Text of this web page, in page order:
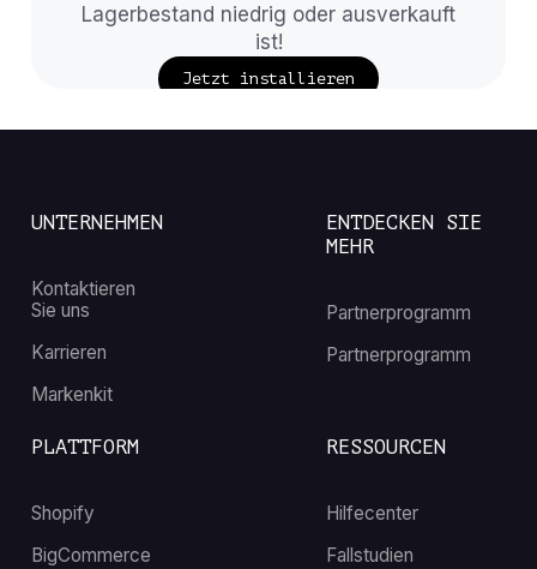
Lagerbestand niedrig oder ausverkauft
ist!
Jetzt installieren
UNTERNEHMEN
Kontaktieren
Sie uns
Karrieren
Markenkit
RESSOURCEN
Hilfecenter
Fallstudien
ENTDECKEN SIE
MEHR
Partnerprogramm
Partnerprogramm
PLATTFORM
Shopify
BigCommerce